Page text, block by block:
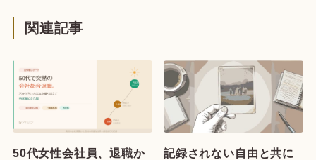
関連記事
50代女性会社員、退職か
記録されない自由と共に